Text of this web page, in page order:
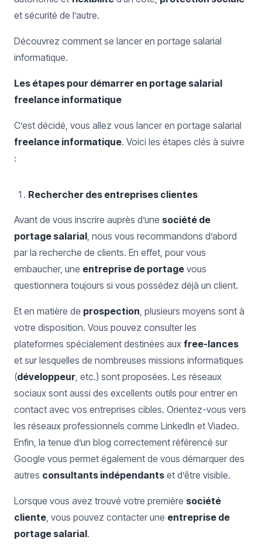
et sécurité de l’autre.
Découvrez comment se lancer en portage salarial
informatique.
Les étapes pour démarrer en portage salarial
freelance informatique
C’est décidé, vous allez vous lancer en portage salarial
freelance informatique. Voici les étapes clés à suivre
:
Rechercher des entreprises clientes
Avant de vous inscrire auprès d’une société de
portage salarial, nous vous recommandons d’abord
par la recherche de clients. En effet, pour vous
embaucher, une entreprise de portage vous
questionnera toujours si vous possédez déjà un client.
Et en matière de prospection, plusieurs moyens sont à
votre disposition. Vous pouvez consulter les
plateformes spécialement destinées aux free-lances
et sur lesquelles de nombreuses missions informatiques
(développeur, etc.) sont proposées. Les réseaux
sociaux sont aussi des excellents outils pour entrer en
contact avec vos entreprises cibles. Orientez-vous vers
les réseaux professionnels comme LinkedIn et Viadeo.
Enfin, la tenue d’un blog correctement référencé sur
Google vous permet également de vous démarquer des
autres consultants indépendants et d’être visible.
Lorsque vous avez trouvé votre première société
cliente, vous pouvez contacter une entreprise de
portage salarial.